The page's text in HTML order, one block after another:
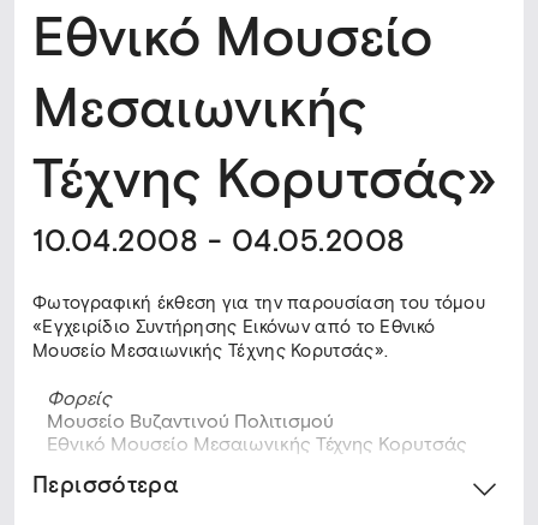
Εθνικό Μουσείο
Μεσαιωνικής
Τέχνης Κορυτσάς»
10.04.2008 - 04.05.2008
Φωτογραφική έκθεση για την παρουσίαση του τόμου
«Εγχειρίδιο Συντήρησης Εικόνων από το Εθνικό
Μουσείο Μεσαιωνικής Τέχνης Κορυτσάς».
Φορείς
Μουσείο Βυζαντινού Πολιτισμού
Εθνικό Μουσείο Μεσαιωνικής Τέχνης Κορυτσάς
Περισσότερα